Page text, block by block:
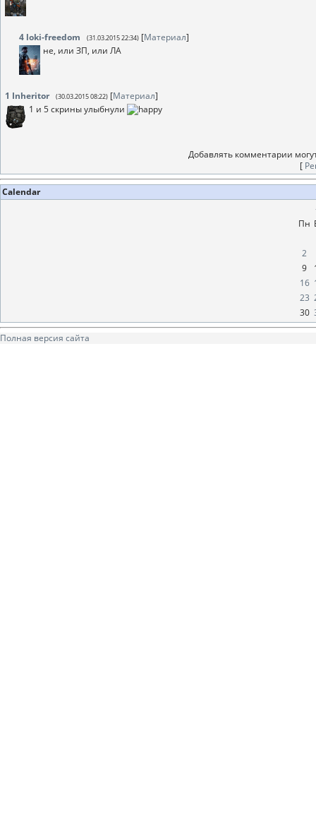
4 loki-freedom (31.03.2015 22:34) [Материал]
не, или ЗП, или ЛА
1 Inheritor (30.03.2015 08:22) [Материал]
1 и 5 скрины улыбнули
Добавлять комментарии
[
Calendar
Пн
2
9
16
23
30
Полная версия сайта